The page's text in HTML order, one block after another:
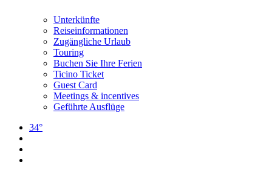
Unterkünfte
Reiseinformationen
Zugängliche Urlaub
Touring
Buchen Sie Ihre Ferien
Ticino Ticket
Guest Card
Meetings & incentives
Geführte Ausflüge
34°